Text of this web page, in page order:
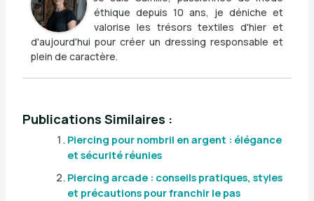
éthique depuis 10 ans, je déniche et
valorise les trésors textiles d'hier et
d'aujourd'hui pour créer un dressing responsable et
plein de caractère.
Publications Similaires :
Piercing pour nombril en argent : élégance
et sécurité réunies
Piercing arcade : conseils pratiques, styles
et précautions pour franchir le pas